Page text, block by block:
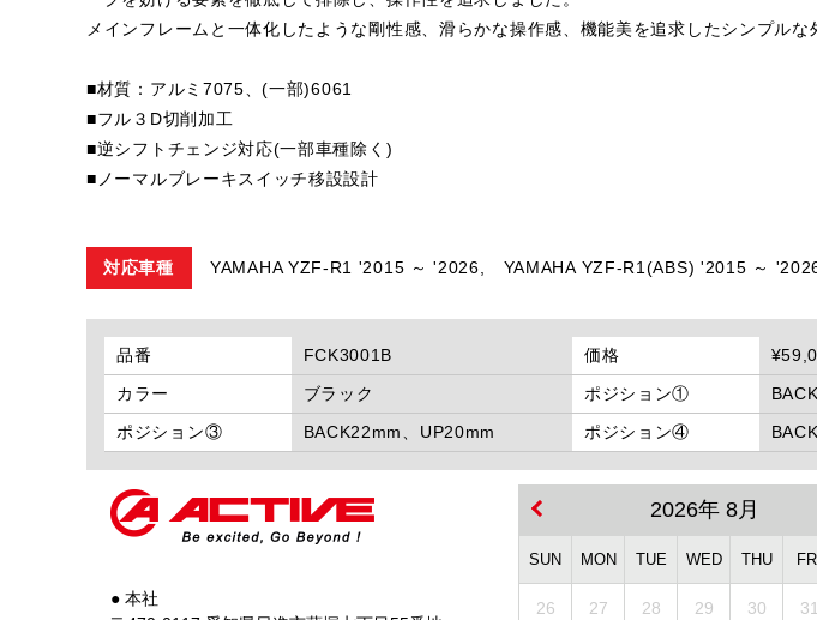
メインフレームと一体化したような剛性感、滑らかな操作感、機能美を追求したシンプルな
■材質：アルミ7075、(一部)6061
■フル３D切削加工
■逆シフトチェンジ対応(一部車種除く)
■ノーマルブレーキスイッチ移設設計
対応車種 YAMAHA YZF-R1 '2015 ～ '2026, YAMAHA YZF-R1(ABS) '2015 ～
品番 FCK3001B 価格
カラー
ブラック ポジション①
ポジション③
BACK22mm、UP20mm ポジション④
● 本社
2026年 8月
SUN MON TUE WED THU FRI
26 27 28 29 30 31